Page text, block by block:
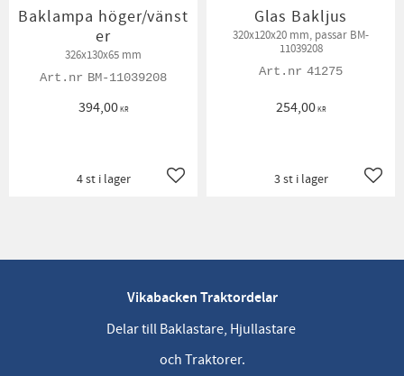
Baklampa höger/vänst
er
326x130x65 mm
BM-11039208
394,00KR
Lägg till i favoriter
4 st i lager
Glas Bakljus
320x120x20 mm, passar BM-
11039208
41275
254,00KR
3 st i lager
Vikabacken Traktordelar
Delar till Baklastare, Hjullastare
och Traktorer.